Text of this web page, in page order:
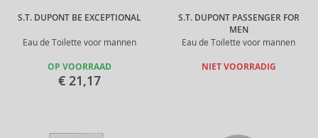
S.T. DUPONT BE EXCEPTIONAL
Eau de Toilette voor mannen
OP VOORRAAD
€ 21,17
S.T. DUPONT PASSENGER FOR
MEN
Eau de Toilette voor mannen
NIET VOORRADIG